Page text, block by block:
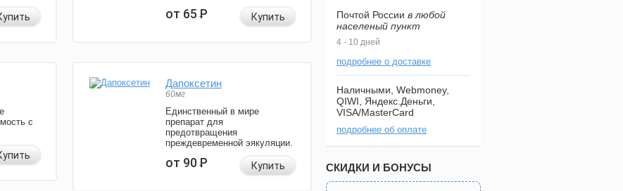
от 65Р Купить
с
Дапоксетин
60мг
Единственный в мире
препарат для
предотвращения
преждевременной эякуляции.
от 90Р Купить
Почтой России в любой
населеный пункт
4 - 10 дней
подробнее о доставке
Наличными, Webmoney,
QIWI, Яндекс.Деньги,
VISA/MasterCard
подробнее об оплате
СКИДКИ И БОНУСЫ